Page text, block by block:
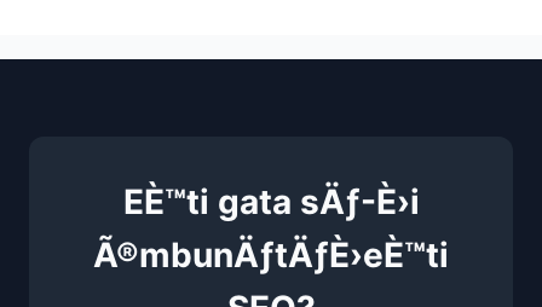
EÈ™ti gata sÄƒ-È›i
Ã®mbunÄƒtÄƒÈ›eÈ™ti